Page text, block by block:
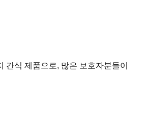
간식 제품으로, 많은 보호자분들이